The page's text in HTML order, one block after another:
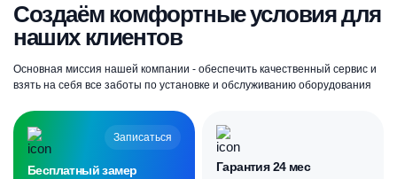
Создаём комфортные условия для
наших клиентов
Основная миссия нашей компании - обеспечить качественный сервис и
взять на себя все заботы по установке и обслуживанию оборудования
Записаться
Бесплатный замер Гарантия 24 мес